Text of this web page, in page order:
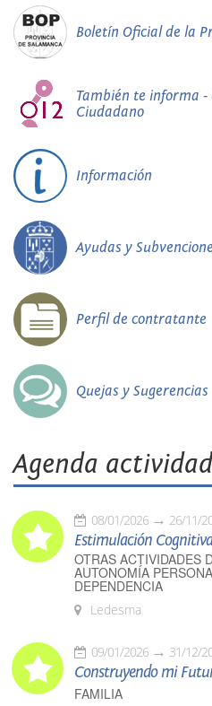
Boletín Oficial de la
También te informa -
Ciudadano
Información
Ayudas y
Perfil de contratante
Quejas y Sugerencias
Agenda
08/01/2026 26/11/
Estimulación Cognitiva
OTRAS ACTIVIDADES
AUTONOMÍA
DEPENDENCIA
Ledesma
09/01/2026 31/12/
Construyendo mi
FAMILIA